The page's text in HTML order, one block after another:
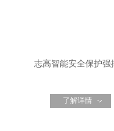
志高智能安全保护强
了解详情